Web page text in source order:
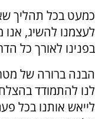
כמעט בכל תהליך
לעצמנו להשיג,
בפנינו לאורך כל
הבנה ברורה של
לנו להתמודד
לייאש אותנו בכל